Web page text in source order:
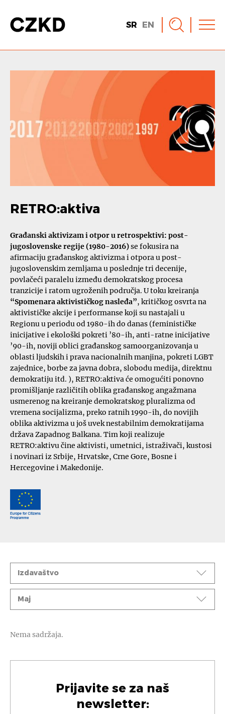
SR EN
RETRO:aktiva
Građanski aktivizam i otpor u retrospektivi: post-
jugoslovenske regije (1980-2016)se fokusira na
afirmaciju građanskog aktivizma i otpora u post-
jugoslovenskim zemljama u poslednje tri decenije,
povlačeći paralelu između demokratskog procesa
tranzicije i ratom ugroženih područja. U toku kreiranja
“Spomenara aktivističkog nasleđa”, kritičkog osvrta na
aktivističke akcije i performanse koji su nastajali u
Regionu u periodu od 1980-ih do danas (feminističke
inicijative i ekološki pokreti ’80-ih, anti-ratne inicijative
’90-ih, noviji oblici građanskog samoorganizovanja u
oblasti ljudskih i prava nacionalnih manjina, pokreti LGBT
zajednice, borbe za javna dobra, slobodu medija, direktnu
demokratiju itd. ), RETRO:aktiva će omogućiti ponovno
promišljanje različitih oblika građanskog angažmana
usmerenog na kreiranje demokratskog pluralizma od
vremena socijalizma, preko ratnih 1990-ih, do novijih
oblika aktivizma u još uvek nestabilnim demokratijama
država Zapadnog Balkana. Tim koji realizuje
RETRO:aktivu čine aktivisti, umetnici, istraživači, kustosi
i novinari iz Srbije, Hrvatske, Crne Gore, Bosne i
Hercegovine i Makedonije.
Događaji
Izdavaštvo
Mesec
Maj
Nema sadržaja.
Prijavite se za naš
newsletter: